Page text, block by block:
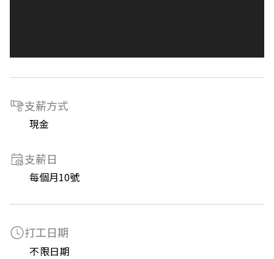
支薪方式
現金
支薪日
每個月10號
打工日期
不限日期